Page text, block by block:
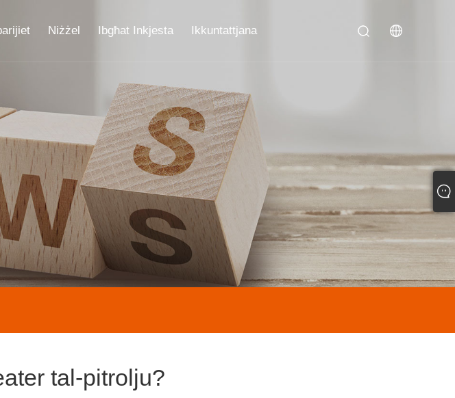
Niżżel Ibgħat Inkjesta Ikkuntattjana
tal-pitrolju?